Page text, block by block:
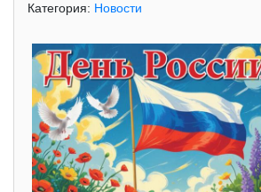
Категория: Новости